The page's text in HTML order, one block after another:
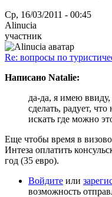
Ср, 16/03/2011 - 00:45
Alinucia
участник
Re: вопросы по
Написано Natalie:
да-да, я имею
сделать, радует,
искать где можно
Еще чтобы время в
Интеза оплатить
год (35 евро).
Войдите или
возможность